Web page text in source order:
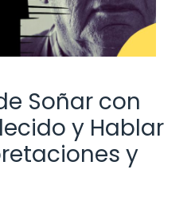
Soñar con
y Hablar
y